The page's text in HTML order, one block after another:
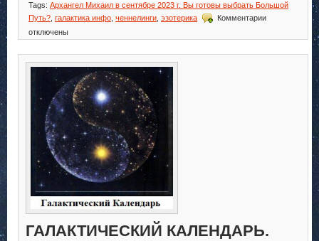
Tags: Архангел Михаил в сентябре 2023 г. Вы готовы выбрать Большой
Путь? галактика инфо ченнелинги эзотерика Комментариик
Архангел
отключены
ГАЛАКТИЧЕСКИЙ КАЛЕНДАРЬ.